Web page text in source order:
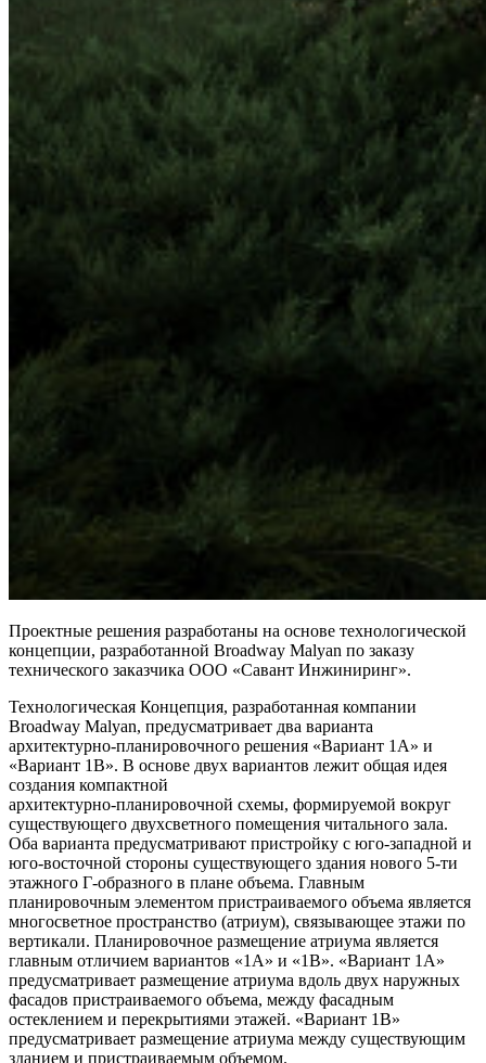
Проектные решения разработаны на основе технологической
концепции, разработанной Broadway Malyan по заказу
технического заказчика ООО «Савант Инжиниринг».
Технологическая Концепция, разработанная компании
Broadway Malyan, предусматривает два варианта
архитектурно-планировочного решения «Вариант 1А» и
«Вариант 1В». В основе двух вариантов лежит общая идея
создания компактной
архитектурно-планировочной схемы, формируемой вокруг
существующего двухсветного помещения читального зала.
Оба варианта предусматривают пристройку с юго-западной и
юго-восточной стороны существующего здания нового 5-ти
этажного Г-образного в плане объема. Главным
планировочным элементом пристраиваемого объема является
многосветное пространство (атриум), связывающее этажи по
вертикали. Планировочное размещение атриума является
главным отличием вариантов «1А» и «1В». «Вариант 1А»
предусматривает размещение атриума вдоль двух наружных
фасадов пристраиваемого объема, между фасадным
остеклением и перекрытиями этажей. «Вариант 1В»
предусматривает размещение атриума между существующим
зданием и пристраиваемым объемом.